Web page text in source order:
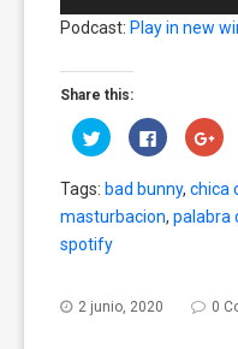
audio
Podcast: Play in new
Share this:
Click
to
share
Twitter
(Opens
in
new
window)
Click
to
share
Facebook
(Opens
in
Click
to
in
Tags: bad bunny, chica
masturbacion, palabra
spotify
2 junio, 2020 0